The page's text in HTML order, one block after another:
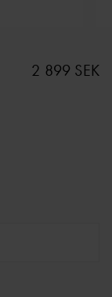
2 899 SEK